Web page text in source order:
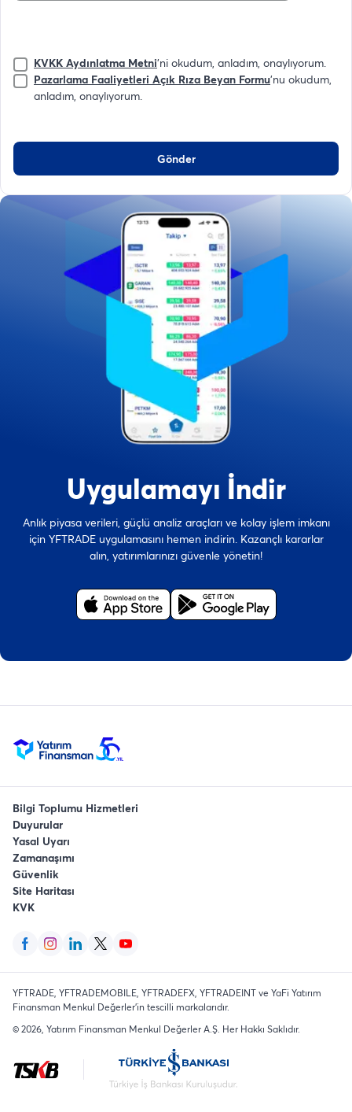
KVKK Aydınlatma Metni'ni okudum, anladım, onaylıyorum.
Pazarlama Faaliyetleri Açık Rıza Beyan Formu'nu okudum,
anladım, onaylıyorum.
Gönder
Uygulamayı İndir
Anlık piyasa verileri, güçlü analiz araçları ve kolay işlem imkanı
için YFTRADE uygulamasını hemen indirin. Kazançlı kararlar
alın, yatırımlarınızı güvenle yönetin!
Bilgi Toplumu Hizmetleri
Duyurular
Yasal Uyarı
Zamanaşımı
Güvenlik
Site Haritası
KVK
YFTRADE, YFTRADEMOBILE, YFTRADEFX, YFTRADEINT ve YaFi Yatırım
Finansman Menkul Değerler'in tescilli markalarıdır.
©2026 , Yatırım Finansman Menkul Değerler A.Ş. Her Hakkı Saklıdır.